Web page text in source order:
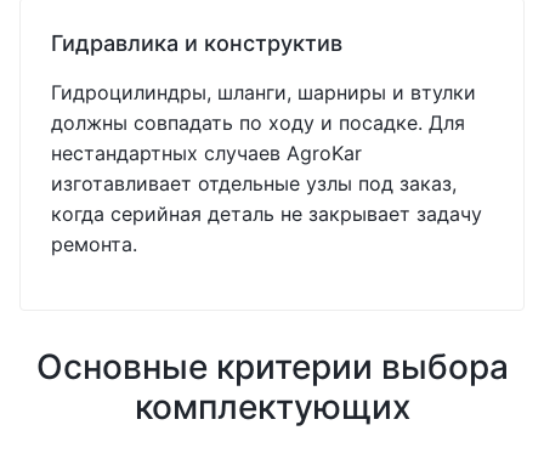
Гидравлика и конструктив
Гидроцилиндры, шланги, шарниры и втулки
должны совпадать по ходу и посадке. Для
нестандартных случаев AgroKar
изготавливает отдельные узлы под заказ,
когда серийная деталь не закрывает задачу
ремонта.
Основные критерии выбора
комплектующих